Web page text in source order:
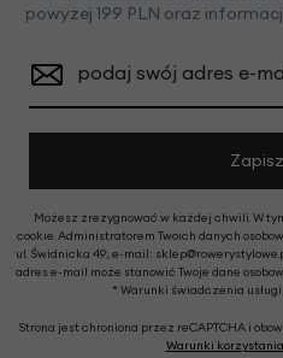
powyżej 199 PLN oraz
podaj swój adres e-
Możesz zrezygnować w każdej chwili. W
cookie. Administratorem Twoich danych
ul. Świdnicka 49; e-mail:
adres e-mail może stanowić Twoje dane
* Warunki świadczenia
Strona jest chroniona przez reCAPTCHA i
Warunki korzystania